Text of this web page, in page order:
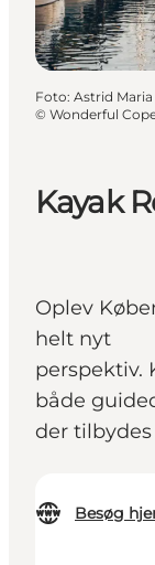
Kayak
Oplev
helt nyt
perspektiv.
både
der
Besøg
Foto: Astrid
© Wonderful